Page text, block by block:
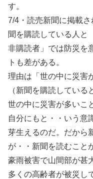
す。
7/4・読売新聞に掲載
聞を購読している人と
非購読者」では防災を
トも差がある。
理由は「世の中に災害
（新聞を購読している
世の中に災害が多いこ
自分にもと・・いう意
芽生えるのだ。だから
が・・新聞を読むこと
豪雨被害で山間部が甚
多くの高齢者が被災し